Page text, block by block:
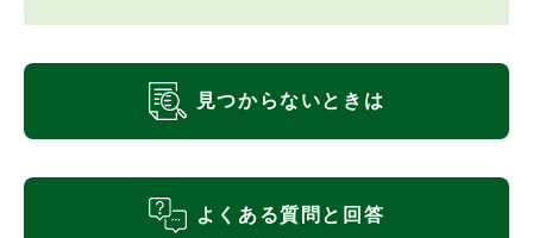
見つからないときは
よくある質問と回答